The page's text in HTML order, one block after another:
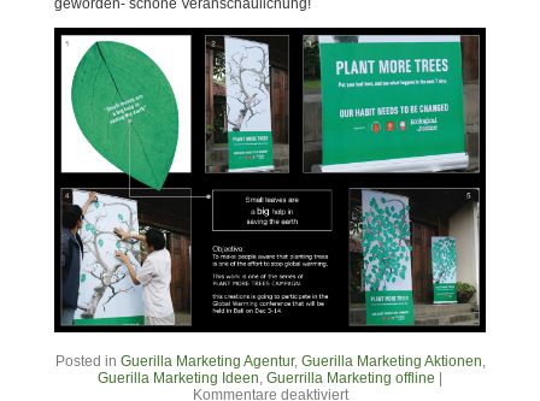
geworden- schöne Veranschaulichung!
Posted in Guerilla Marketing Agentur, Guerilla Marketing Aktionen,
Guerilla Marketing Ideen, Guerrilla Marketing offline
Kommentare deaktiviert